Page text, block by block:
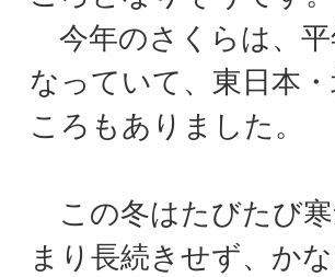
今年のさくらは、
なっていて、東日本
ころもありました。
この冬はたびたび
まり長続きせず、か